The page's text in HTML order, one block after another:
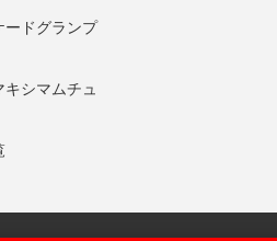
ードグランプ
シマムチュ